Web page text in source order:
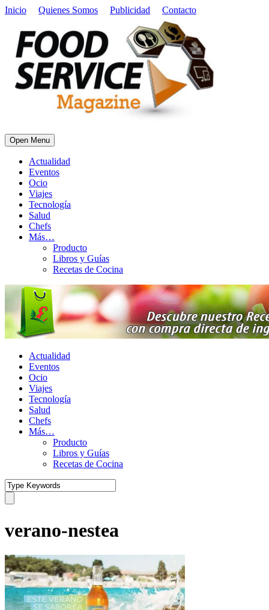
Inicio Quienes Somos Publicidad Contacto
Open Menu
Actualidad
Eventos
Ocio
Viajes
Tecnología
Salud
Chefs
Más…
Producto
Libros y Guías
Recetas de Cocina
Actualidad
Eventos
Ocio
Viajes
Tecnología
Salud
Chefs
Más…
Producto
Libros y Guías
Recetas de Cocina
verano-nestea